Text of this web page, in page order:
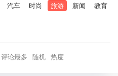
汽车 时尚 旅游 新闻 教育
评论最多 随机 热度